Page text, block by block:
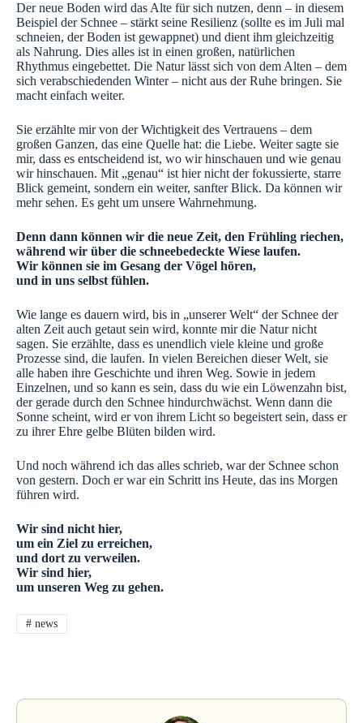
Der neue Boden wird das Alte für sich nutzen, denn – in diesem
Beispiel der Schnee – stärkt seine Resilienz (sollte es im Juli mal
schneien, der Boden ist gewappnet) und dient ihm gleichzeitig
als Nahrung. Dies alles ist in einen großen, natürlichen
Rhythmus eingebettet. Die Natur lässt sich von dem Alten – dem
sich verabschiedenden Winter – nicht aus der Ruhe bringen. Sie
macht einfach weiter.
Sie erzählte mir von der Wichtigkeit des Vertrauens – dem
großen Ganzen, das eine Quelle hat: die Liebe. Weiter sagte sie
mir, dass es entscheidend ist, wo wir hinschauen und wie genau
wir hinschauen. Mit „genau“ ist hier nicht der fokussierte, starre
Blick gemeint, sondern ein weiter, sanfter Blick. Da können wir
mehr sehen. Es geht um unsere Wahrnehmung.
Denn dann können wir die neue Zeit, den Frühling riechen,
während wir über die schneebedeckte Wiese laufen.
Wir können sie im Gesang der Vögel hören,
und in uns selbst fühlen.
Wie lange es dauern wird, bis in „unserer Welt“ der Schnee der
alten Zeit auch getaut sein wird, konnte mir die Natur nicht
sagen. Sie erzählte, dass es unendlich viele kleine und große
Prozesse sind, die laufen. In vielen Bereichen dieser Welt, sie
alle haben ihre Geschichte und ihren Weg. Sowie in jedem
Einzelnen, und so kann es sein, dass du wie ein Löwenzahn bist,
der gerade durch den Schnee hindurchwächst. Wenn dann die
Sonne scheint, wird er von ihrem Licht so begeistert sein, dass er
zu ihrer Ehre gelbe Blüten bilden wird.
Und noch während ich das alles schrieb, war der Schnee schon
von gestern. Doch er war ein Schritt ins Heute, das ins Morgen
führen wird.
Wir sind nicht hier,
um ein Ziel zu erreichen,
und dort zu verweilen.
Wir sind hier,
um unseren Weg zu gehen.
#news